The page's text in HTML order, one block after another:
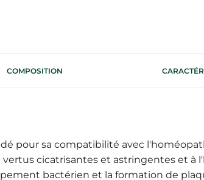
COMPOSITION
pour sa compatibilité avec
cicatrisantes et astringentes et à
bactérien et la formation de